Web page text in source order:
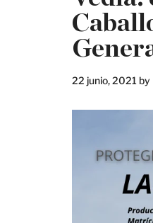
22 junio, 2021 by